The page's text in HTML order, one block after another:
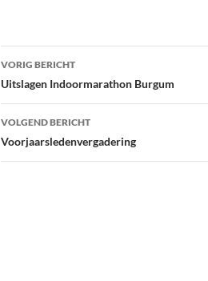
Bericht
navigatie
VORIG BERICHT
Uitslagen Indoormarathon Burgum
VOLGEND BERICHT
Voorjaarsledenvergadering